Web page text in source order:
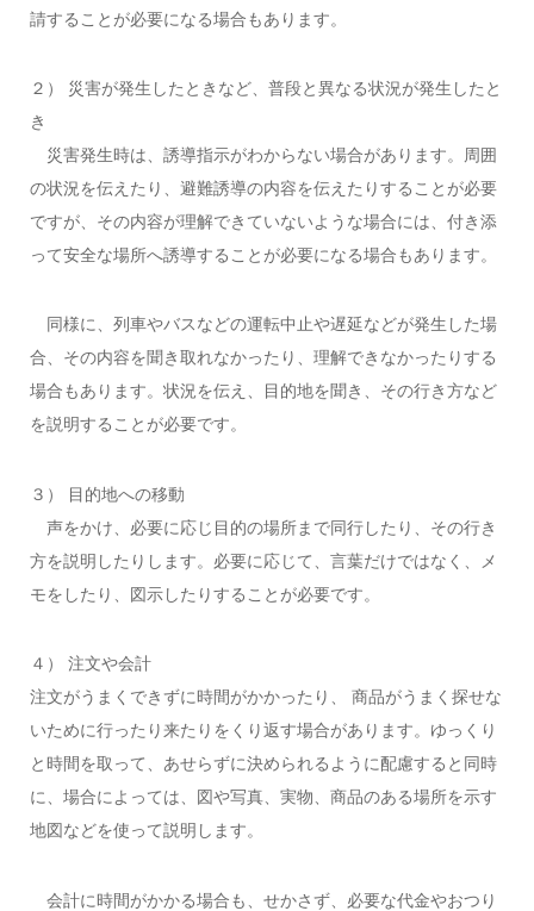
請することが必要になる場合もあります。
２） 災害が発生したときなど、普段と異なる状況が発生したと
き
災害発生時は、誘導指示がわからない場合があります。周囲
の状況を伝えたり、避難誘導の内容を伝えたりすることが必要
ですが、その内容が理解できていないような場合には、付き添
って安全な場所へ誘導することが必要になる場合もあります。
同様に、列車やバスなどの運転中止や遅延などが発生した場
合、その内容を聞き取れなかったり、理解できなかったりする
場合もあります。状況を伝え、目的地を聞き、その行き方など
を説明することが必要です。
３） 目的地への移動
声をかけ、必要に応じ目的の場所まで同行したり、その行き
方を説明したりします。必要に応じて、言葉だけではなく、メ
モをしたり、図示したりすることが必要です。
４） 注文や会計
注文がうまくできずに時間がかかったり、 商品がうまく探せな
いために行ったり来たりをくり返す場合があります。ゆっくり
と時間を取って、あせらずに決められるように配慮すると同時
に、場合によっては、図や写真、実物、商品のある場所を示す
地図などを使って説明します。
会計に時間がかかる場合も、せかさず、必要な代金やおつり